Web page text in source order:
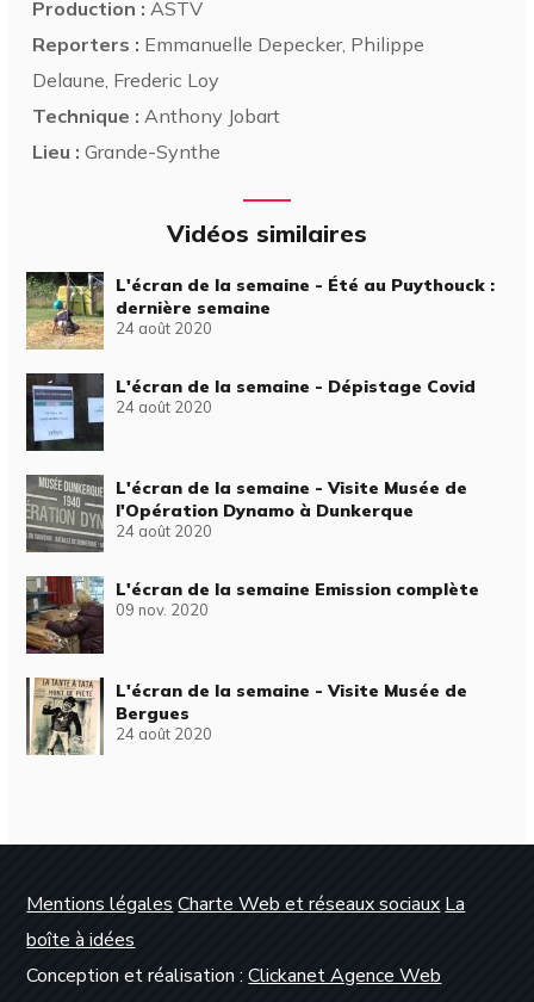
Production : ASTV
Reporters : Emmanuelle Depecker, Philippe
Delaune, Frederic Loy
Technique : Anthony Jobart
Lieu : Grande-Synthe
Vidéos similaires
L'écran de la semaine - Été au Puythouck :
dernière semaine
24 août 2020
L'écran de la semaine - Dépistage Covid
24 août 2020
L'écran de la semaine - Visite Musée de
l'Opération Dynamo à Dunkerque
24 août 2020
L'écran de la semaine Emission complète
09 nov. 2020
L'écran de la semaine - Visite Musée de
Bergues
24 août 2020
Mentions légales Charte Web et réseaux sociaux La
boîte à idées
Conception et réalisation :Clickanet Agence Web